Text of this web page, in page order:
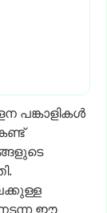
പങ്കാളികൾ
ഈ